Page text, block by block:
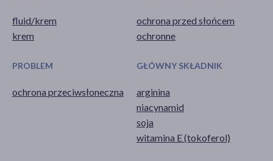
fluid/krem
krem
ochrona przed słońcem
ochronne
PROBLEM
ochrona przeciwsłoneczna
GŁÓWNY SKŁADNIK
arginina
niacynamid
soja
witamina E (tokoferol)